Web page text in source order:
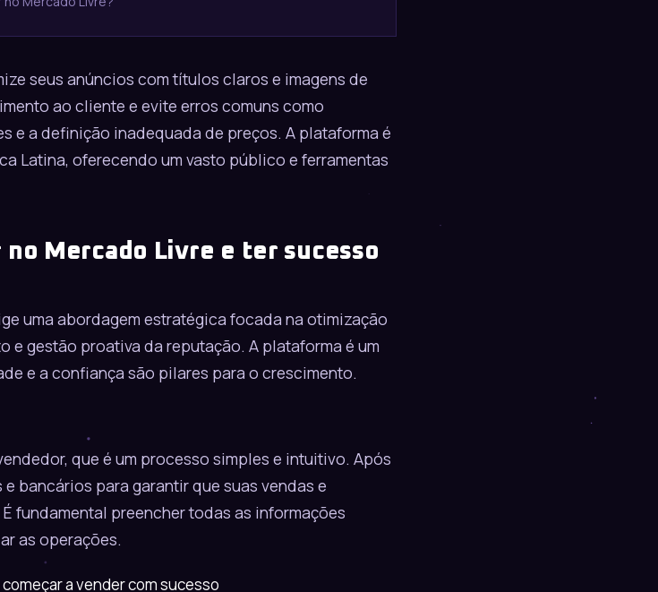
seus anúncios com títulos claros e imagens de
ao cliente e evite erros comuns como
e a definição inadequada de preços. A plataforma é
Latina, oferecendo um vasto público e ferramentas
no Mercado Livre e ter sucesso
uma abordagem estratégica focada na otimização
e gestão proativa da reputação. A plataforma é um
e a confiança são pilares para o crescimento.
que é um processo simples e intuitivo. Após
bancários para garantir que suas vendas e
fundamental preencher todas as informações
as operações.